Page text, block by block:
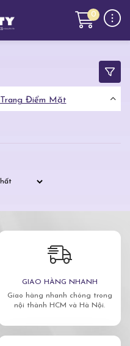
0
Trang Điểm Mặt
GIAO HÀNG NHANH
Giao hàng nhanh chóng trong
nội thành HCM và Hà Nội.